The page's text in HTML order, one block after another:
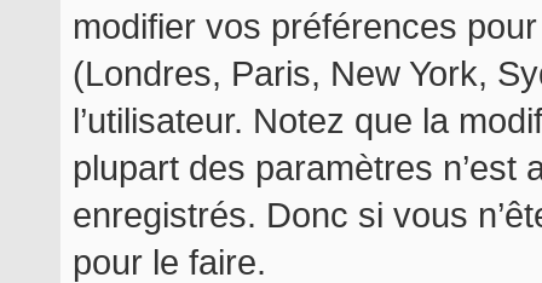
modifier vos préférences
(Londres, Paris, New York,
l’utilisateur. Notez que la
plupart des paramètres n’est
enregistrés. Donc si vous
pour le faire.